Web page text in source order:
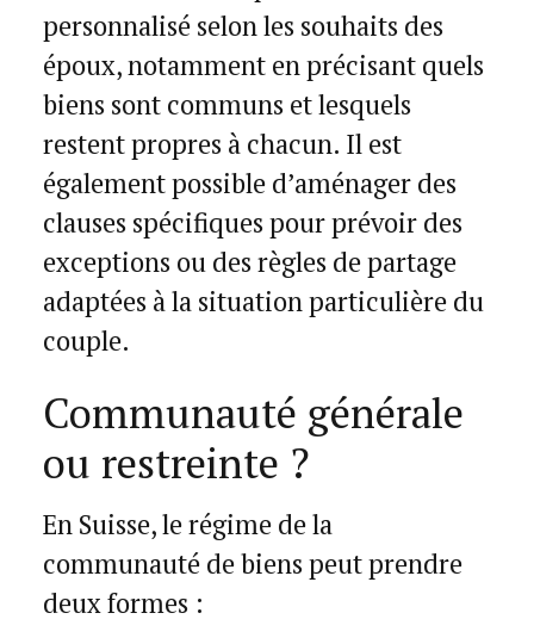
personnalisé selon les souhaits des
époux, notamment en précisant quels
biens sont communs et lesquels
restent propres à chacun. Il est
également possible d’aménager des
clauses spécifiques pour prévoir des
exceptions ou des règles de partage
adaptées à la situation particulière du
couple.
Communauté générale
ou restreinte ?
En Suisse, le régime de la
communauté de biens peut prendre
deux formes :